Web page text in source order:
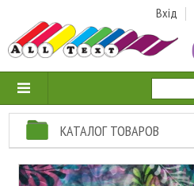
Вхід
КАТАЛОГ ТОВАРОВ